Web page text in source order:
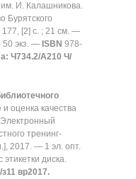
им. И. Калашникова.
Бурятского
177, [2] с. ; 21 см. —
50 экз. — ISBN 978-
Ч734.2/А210 Ч/
оценка качества
тренинг-
2017. — 1 эл. опт.
диска.
вр2017.